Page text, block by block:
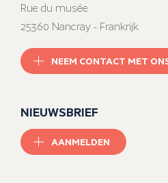
Rue du musée
25360 Nancray - Frankrijk
NEEM CONTACT MET
NIEUWSBRIEF
AANMELDEN